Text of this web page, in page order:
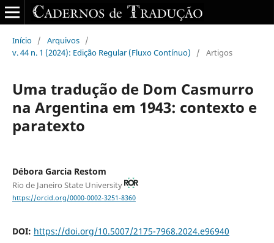
Início / Arquivos /
v. 44 n. 1 (2024): Edição Regular (Fluxo Contínuo)
/ Artigos
Uma tradução de Dom Casmurro
na Argentina em 1943: contexto e
paratexto
Débora Garcia Restom
Rio de Janeiro State University
https://orcid.org/0000-0002-3251-8360
DOI: https://doi.org/10.5007/2175-7968.2024.e96940